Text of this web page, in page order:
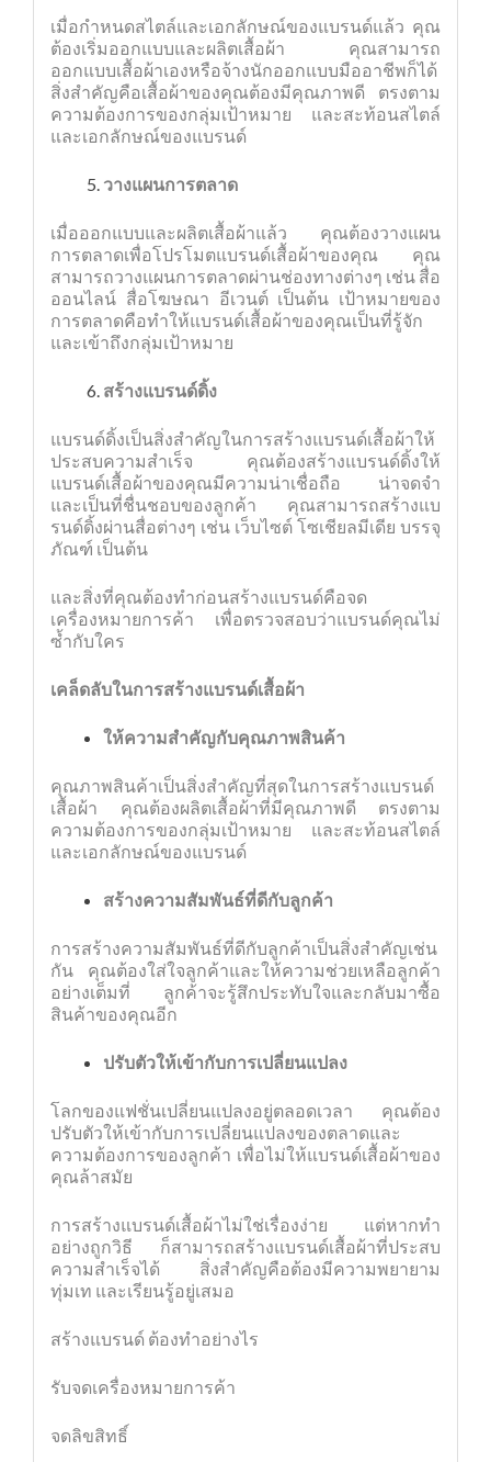
เมื่อกำหนดสไตล์และเอกลักษณ์ของแบรนด์แล้ว คุณ
ต้องเริ่มออกแบบและผลิตเสื้อผ้า คุณสามารถ
ออกแบบเสื้อผ้าเองหรือจ้างนักออกแบบมืออาชีพก็ได้
สิ่งสำคัญคือเสื้อผ้าของคุณต้องมีคุณภาพดี ตรงตาม
ความต้องการของกลุ่มเป้าหมาย และสะท้อนสไตล์
และเอกลักษณ์ของแบรนด์
วางแผนการตลาด
เมื่อออกแบบและผลิตเสื้อผ้าแล้ว คุณต้องวางแผน
การตลาดเพื่อโปรโมตแบรนด์เสื้อผ้าของคุณ คุณ
สามารถวางแผนการตลาดผ่านช่องทางต่างๆ เช่น สื่อ
ออนไลน์ สื่อโฆษณา อีเวนต์ เป็นต้น เป้าหมายของ
การตลาดคือทำให้แบรนด์เสื้อผ้าของคุณเป็นที่รู้จัก
และเข้าถึงกลุ่มเป้าหมาย
สร้างแบรนด์ดิ้ง
แบรนด์ดิ้งเป็นสิ่งสำคัญในการสร้างแบรนด์เสื้อผ้าให้
ประสบความสำเร็จ คุณต้องสร้างแบรนด์ดิ้งให้
แบรนด์เสื้อผ้าของคุณมีความน่าเชื่อถือ น่าจดจำ
และเป็นที่ชื่นชอบของลูกค้า คุณสามารถสร้างแบ
รนด์ดิ้งผ่านสื่อต่างๆ เช่น เว็บไซต์ โซเชียลมีเดีย บรรจุ
ภัณฑ์ เป็นต้น
และสิ่งที่คุณต้องทำก่อนสร้างแบรนด์คือจด
เครื่องหมายการค้า เพื่อตรวจสอบว่าแบรนด์คุณไม่
ซ้ำกับใคร
เคล็ดลับในการสร้างแบรนด์เสื้อผ้า
ให้ความสำคัญกับคุณภาพสินค้า
คุณภาพสินค้าเป็นสิ่งสำคัญที่สุดในการสร้างแบรนด์
เสื้อผ้า คุณต้องผลิตเสื้อผ้าที่มีคุณภาพดี ตรงตาม
ความต้องการของกลุ่มเป้าหมาย และสะท้อนสไตล์
และเอกลักษณ์ของแบรนด์
สร้างความสัมพันธ์ที่ดีกับลูกค้า
การสร้างความสัมพันธ์ที่ดีกับลูกค้าเป็นสิ่งสำคัญเช่น
กัน คุณต้องใส่ใจลูกค้าและให้ความช่วยเหลือลูกค้า
อย่างเต็มที่ ลูกค้าจะรู้สึกประทับใจและกลับมาซื้อ
สินค้าของคุณอีก
ปรับตัวให้เข้ากับการเปลี่ยนแปลง
โลกของแฟชั่นเปลี่ยนแปลงอยู่ตลอดเวลา คุณต้อง
ปรับตัวให้เข้ากับการเปลี่ยนแปลงของตลาดและ
ความต้องการของลูกค้า เพื่อไม่ให้แบรนด์เสื้อผ้าของ
คุณล้าสมัย
การสร้างแบรนด์เสื้อผ้าไม่ใช่เรื่องง่าย แต่หากทำ
อย่างถูกวิธี ก็สามารถสร้างแบรนด์เสื้อผ้าที่ประสบ
ความสำเร็จได้ สิ่งสำคัญคือต้องมีความพยายาม
ทุ่มเท และเรียนรู้อยู่เสมอ
สร้างแบรนด์ ต้องทำอย่างไร
รับจดเครื่องหมายการค้า
จดลิขสิทธิ์